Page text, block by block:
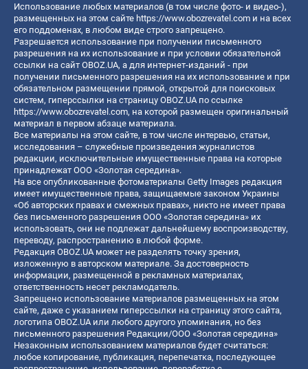
Использование любых материалов (в том числе фото- и видео-),
размещенных на этом сайте https://www.obozrevatel.com и на всех
его поддоменах, в любом виде строго запрещено.
Разрешается использование при получении письменного
разрешения на их использование и при условии обязательной
ссылки на сайт OBOZ.UA, а для интернет-изданий - при
получении письменного разрешения на их использование и при
обязательном размещении прямой, открытой для поисковых
систем, гиперссылки на страницу OBOZ.UA по ссылке
https://www.obozrevatel.com, на которой размещен оригинальный
материал в первом абзаце материала.
Все материалы на этом сайте, в том числе интервью, статьи,
исследования – служебные произведения журналистов
редакции, исключительные имущественные права на которые
принадлежат ООО «Золотая середина».
На все опубликованные фотоматериалы Getty Images редакция
имеет имущественные права, защищаемые законом Украины
«Об авторских правах и смежных правах», никто не имеет права
без письменного разрешения ООО «Золотая середина» их
использовать, они не подлежат дальнейшему воспроизводству,
переводу, распространению в любой форме.
Редакция OBOZ.UA может не разделять точку зрения,
изложенную в авторском материале. За достоверность
информации, размещенной в рекламных материалах,
ответственность несет рекламодатель.
Запрещено использование материалов размещенных на этом
сайте, даже с указанием гиперссылки на страницу этого сайта,
логотипа OBOZ.UA или любого другого упоминания, но без
письменного разрешения Редакции/ООО «Золотая середина»
Незаконным использованием материалов будет считаться:
любое копирование, публикация, перепечатка, последующее